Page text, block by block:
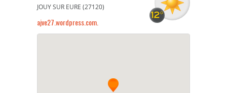
JOUY SUR EURE (27120)
ajve27.wordpress.com.